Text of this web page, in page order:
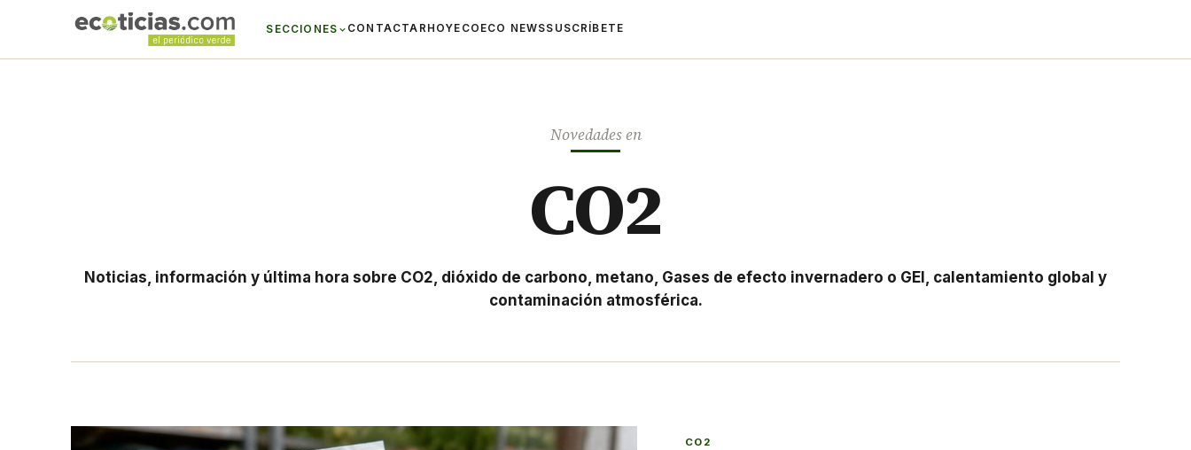
SECCIONES CONTACTAR HOYECO ECO NEWSSUSCRÍBETE
Novedades en
CO2
Noticias, información y última hora sobre CO2, dióxido de carbono, metano, Gases de efecto invernadero o GEI, calentamiento global y
contaminación atmosférica.
CO2